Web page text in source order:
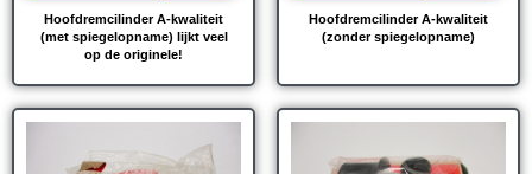
Hoofdremcilinder A-kwaliteit
(met spiegelopname) lijkt veel
op de originele!
Hoofdremcilinder A-kwaliteit
(zonder spiegelopname)